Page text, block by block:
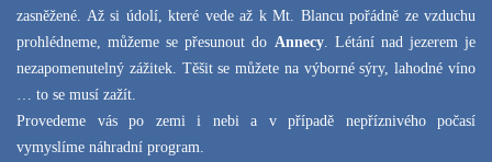
zasněžené. Až si údolí, které vede až k Mt. Blancu pořádně ze vzduchu
prohlédneme, můžeme se přesunout do Annecy. Létání nad jezerem je
nezapomenutelný zážitek. Těšit se můžete na výborné sýry, lahodné víno
… to se musí zažít.
Provedeme vás po zemi i nebi a v případě nepříznivého počasí
vymyslíme náhradní program.